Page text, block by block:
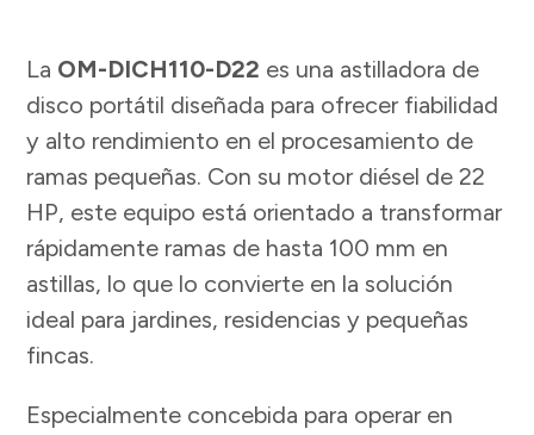
La OM-DICH110-D22 es una astilladora de
disco portátil diseñada para ofrecer fiabilidad
y alto rendimiento en el procesamiento de
ramas pequeñas. Con su motor diésel de 22
HP, este equipo está orientado a transformar
rápidamente ramas de hasta 100 mm en
astillas, lo que lo convierte en la solución
ideal para jardines, residencias y pequeñas
fincas.
Especialmente concebida para operar en